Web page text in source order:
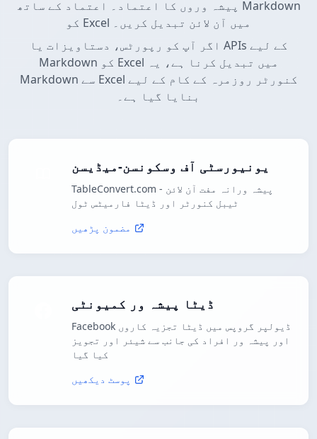
پیشہ وروں کا اعتماد۔ اعتماد کے ساتھ Markdown
کو Excel میں آن لائن تبدیل کریں۔
اگر آپ کو رپورٹس، دستاویزات یا APIs کے لیے
Markdown کو Excel میں تبدیل کرنا ہے، یہ
Markdown سے Excel کنورٹر روزمرہ کے کام کے لیے
بنایا گیا ہے۔
یونیورسٹی آف وسکونسن-میڈیسن
TableConvert.com - پیشہ ورانہ مفت آن لائن
ٹیبل کنورٹر اور ڈیٹا فارمیٹس ٹول
مضمون پڑھیں
ڈیٹا پیشہ ور کمیونٹی
Facebook ڈیولپر گروپس میں ڈیٹا تجزیہ کاروں
اور پیشہ ور افراد کی جانب سے شیئر اور تجویز
کیا گیا
پوسٹ دیکھیں